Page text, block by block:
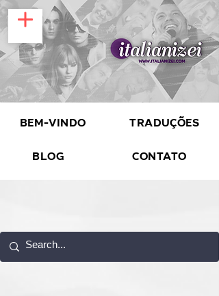
Bem-vindo Traduções
Blog Contato